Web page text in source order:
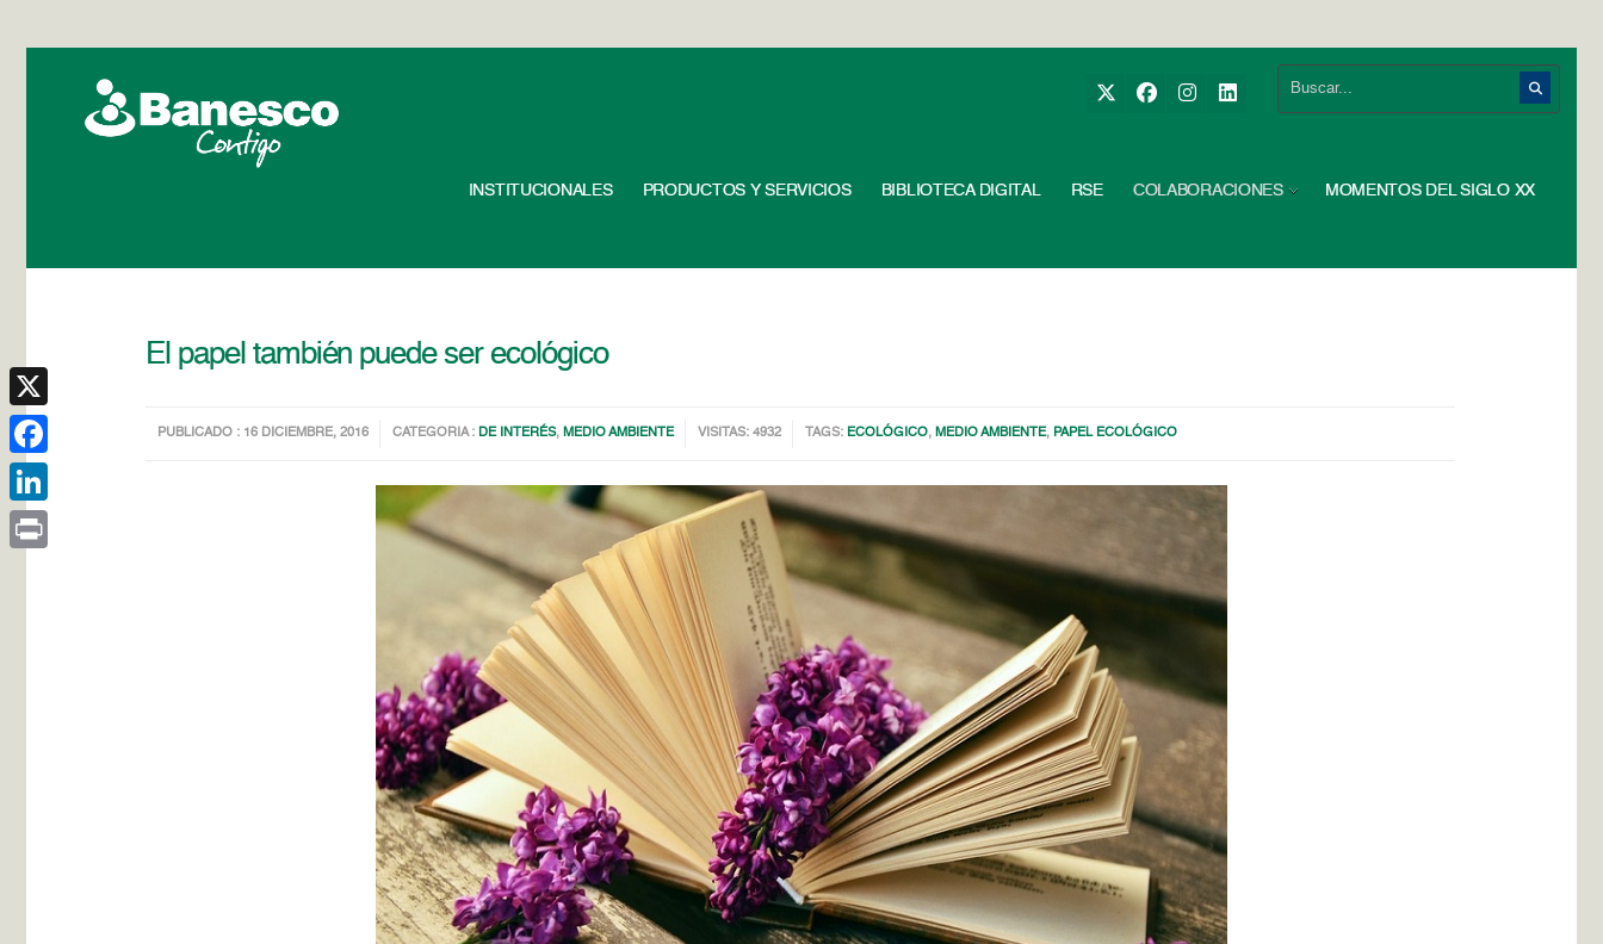
INSTITUCIONALES PRODUCTOS Y SERVICIOS BIBLIOTECA DIGITAL RSE COLABORACIONES MOMENTOS DEL SIGLO XX
El papel también puede ser ecológico
PUBLICADO : 16 DICIEMBRE, 2016 CATEGORIA : DE INTERÉS, MEDIO AMBIENTE VISITAS: 4932 TAGS: ECOLÓGICO, MEDIO AMBIENTE, PAPEL ECOLÓGICO
X
Facebook
LinkedIn